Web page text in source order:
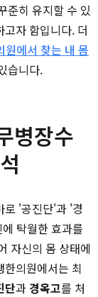
준히 유지할 수 있
자 함입니다. 더
원에서 찾는 내 몸
습니다.
병장수
로 '공진단'과 '경
탁월한 효과를
자신의 몸 상태에
의원에서는 최
단과 경옥고를 처